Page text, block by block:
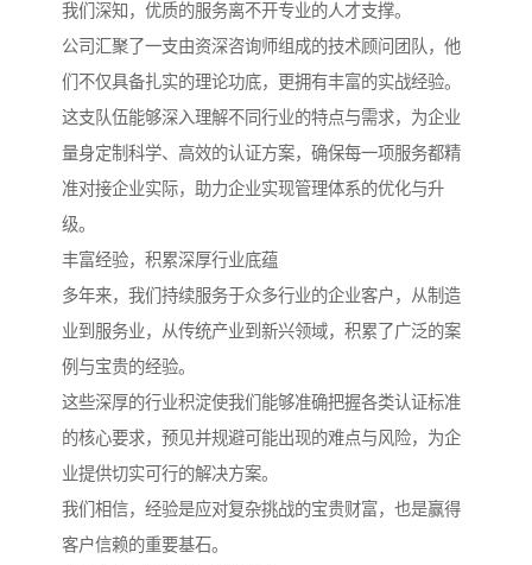
我们深知，优质的服务离不开专业的人才支撑。
公司汇聚了一支由资深咨询师组成的技术顾问团队，他
们不仅具备扎实的理论功底，更拥有丰富的实战经验。
这支队伍能够深入理解不同行业的特点与需求，为企业
量身定制科学、高效的认证方案，确保每一项服务都精
准对接企业实际，助力企业实现管理体系的优化与升
级。
丰富经验，积累深厚行业底蕴
多年来，我们持续服务于众多行业的企业客户，从制造
业到服务业，从传统产业到新兴领域，积累了广泛的案
例与宝贵的经验。
这些深厚的行业积淀使我们能够准确把握各类认证标准
的核心要求，预见并规避可能出现的难点与风险，为企
业提供切实可行的解决方案。
我们相信，经验是应对复杂挑战的宝贵财富，也是赢得
客户信赖的重要基石。